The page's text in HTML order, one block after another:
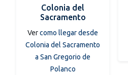
Colonia del
Sacramento
Vercomo llegar desde
Colonia del Sacramento
a San Gregorio de
Polanco